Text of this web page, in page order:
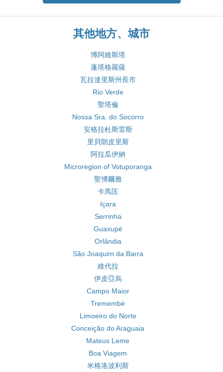
其他地方、城市
博阿維斯塔
蓬塔格羅薩
瓦拉達里斯州長市
Rio Verde
聖塔倫
Nossa Sra. do Socorro
安格拉杜斯雷斯
里貝朗皮里斯
阿拉瓜伊納
Microregion of Votuporanga
聖博爾雅
卡馬匡
Içara
Serrinha
Guaxupé
Orlândia
São Joaquim da Barra
維代拉
伊皮亞烏
Campo Maior
Tremembé
Limoeiro do Norte
Conceição do Araguaia
Mateus Leme
Boa Viagem
米格洛波利斯